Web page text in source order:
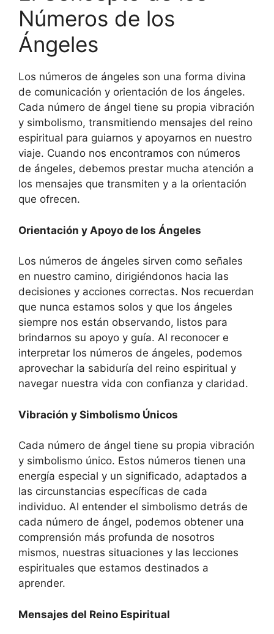
Números de los
Ángeles
Los números de ángeles son una forma divina
de comunicación y orientación de los ángeles.
Cada número de ángel tiene su propia vibración
y simbolismo, transmitiendo mensajes del reino
espiritual para guiarnos y apoyarnos en nuestro
viaje. Cuando nos encontramos con números
de ángeles, debemos prestar mucha atención a
los mensajes que transmiten y a la orientación
que ofrecen.
Orientación y Apoyo de los Ángeles
Los números de ángeles sirven como señales
en nuestro camino, dirigiéndonos hacia las
decisiones y acciones correctas. Nos recuerdan
que nunca estamos solos y que los ángeles
siempre nos están observando, listos para
brindarnos su apoyo y guía. Al reconocer e
interpretar los números de ángeles, podemos
aprovechar la sabiduría del reino espiritual y
navegar nuestra vida con confianza y claridad.
Vibración y Simbolismo Únicos
Cada número de ángel tiene su propia vibración
y simbolismo único. Estos números tienen una
energía especial y un significado, adaptados a
las circunstancias específicas de cada
individuo. Al entender el simbolismo detrás de
cada número de ángel, podemos obtener una
comprensión más profunda de nosotros
mismos, nuestras situaciones y las lecciones
espirituales que estamos destinados a
aprender.
Mensajes del Reino Espiritual